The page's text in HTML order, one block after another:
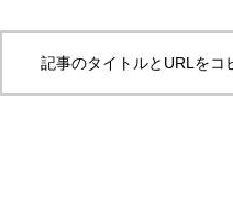
記事のタイトルとURLをコ